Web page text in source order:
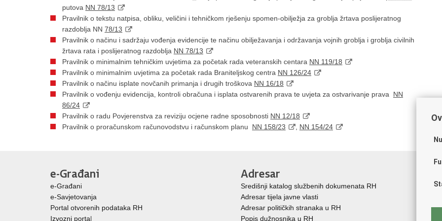
putova NN 78/13
Pravilnik o tekstu natpisa, obliku, veličini i tehničkom rješenju spomen-obilježja za groblja žrtava poslijeratnog
razdoblja NN 78/13
Pravilnik o načinu i sadržaju vođenja evidencije te načinu obilježavanja i održavanja vojnih groblja i groblja civilnih
žrtava rata i poslijeratnog razdoblja NN 78/13
Pravilnik o minimalnim tehničkim uvjetima za početak rada veteranskih centara NN 119/18
Pravilnik o minimalnim uvjetima za početak rada Braniteljskog centra NN 126/24
Pravilnik o načinu isplate novčanih primanja i drugih troškova NN 16/18
Pravilnik o vođenju evidencija, kontroli obračuna i isplata ostvarenih prava te uvjeta za ostvarivanje prava NN
86/24
Pravilnik o radu Povjerenstva za reviziju ocjene radne sposobnosti NN 12/18
Pravilnik o proračunskom računovodstvu i računskom planu NN 158/23 NN 154/24
e-Građani
e-Građani
e-Savjetovanja
Portal otvorenih podataka RH
Izvozni portal
Adresar
Središnji katalog službenih dokumenata RH
Adresar tijela javne vlasti
Adresar političkih stranaka u RH
Popis dužnosnika u RH